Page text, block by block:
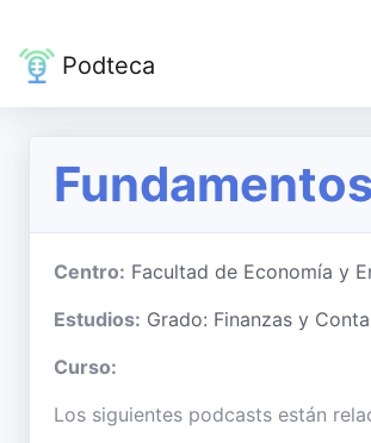
Podteca
Centro: Facultad de Economía y
Estudios: Grado: Finanzas y
Curso:
Los siguientes podcasts están